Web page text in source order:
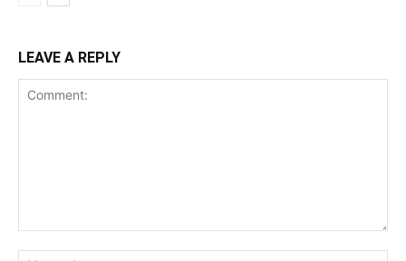
LEAVE A REPLY